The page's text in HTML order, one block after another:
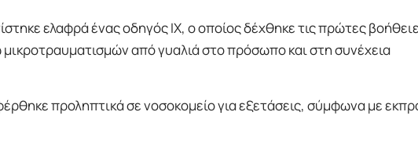
ελαφρά ένας οδηγός ΙΧ, ο οποίος δέχθηκε τις πρώτες
από γυαλιά στο πρόσωπο και στη συνέχεια
προληπτικά σε νοσοκομείο για εξετάσεις, σύμφωνα με